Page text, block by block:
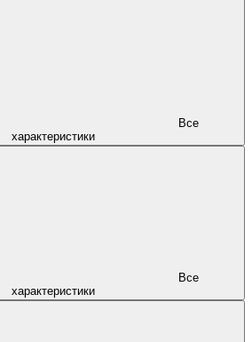
характеристики
характеристики